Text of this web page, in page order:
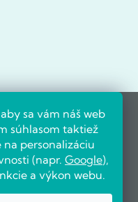
sa vám náš web
súhlasom taktiež
personalizáciu
(napr. Google),
a výkon webu.